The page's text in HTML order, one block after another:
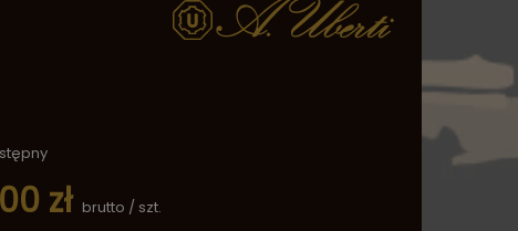
zł brutto / szt.